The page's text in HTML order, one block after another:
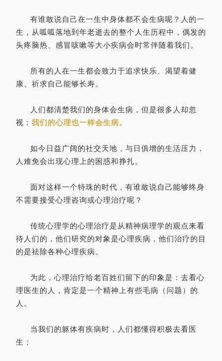
有谁敢说自己在一生中身体都不会生病呢？人的一
生，从呱呱落地到年老逝去的整个人生历程中，偶发的
头疼脑热、感冒咳嗽等大小疾病会时常伴随着我们。
所有的人在一生都会致力于追求快乐、渴望着健
康、祈求自己能够长寿。
人们都清楚我们的身体会生病，但是很多人却忽
视： 我们的心理也一样会生病。
如今日益广阔的社交天地，与日俱增的生活压力，
人难免会出现心理上的困惑和挣扎。
面对这样一个特珠的时代，有谁敢说自己能够终身
不需要接受心理咨询或心理治疗呢？
传统心理学的心理治疗是从精神病理学的观点来看
待人们的，他们研究的对象是心理疾病，他们治疗的目
的是祛除各种心理疾病。
为此，心理治疗给老百姓们留下的印象是：去看心
理医生的人，肯定是一个精神上有些毛病（问题）的
人。
当我们的躯体有疾病时，人们都懂得积极去看医
生；